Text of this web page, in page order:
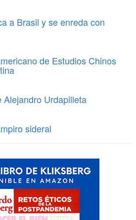
a Brasil y se enreda con
de Estudios Chinos
Alejandro Urdapilleta
sideral